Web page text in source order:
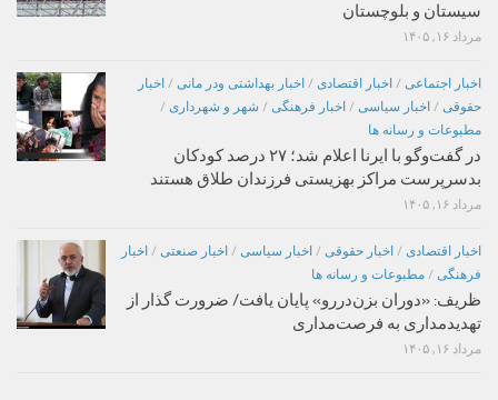
سیستان و بلوچستان
مرداد ۱۶, ۱۴۰۵
اخبار اجتماعی / اخبار اقتصادی / اخبار بهداشتی ودر مانی / اخبار
حقوقی / اخبار سیاسی / اخبار فرهنگی / شهر و شهرداری /
مطبوعات و رسانه ها
در گفت‌وگو با ایرنا اعلام شد؛ ۲۷ درصد کودکان
بدسرپرست مراکز بهزیستی فرزندان طلاق هستند
مرداد ۱۶, ۱۴۰۵
اخبار اقتصادی / اخبار حقوقی / اخبار سیاسی / اخبار صنعتی / اخبار
فرهنگی / مطبوعات و رسانه ها
ظریف: «دوران بزن‌دررو» پایان یافت/ ضرورت گذار از
تهدیدمداری به فرصت‌مداری
مرداد ۱۶, ۱۴۰۵